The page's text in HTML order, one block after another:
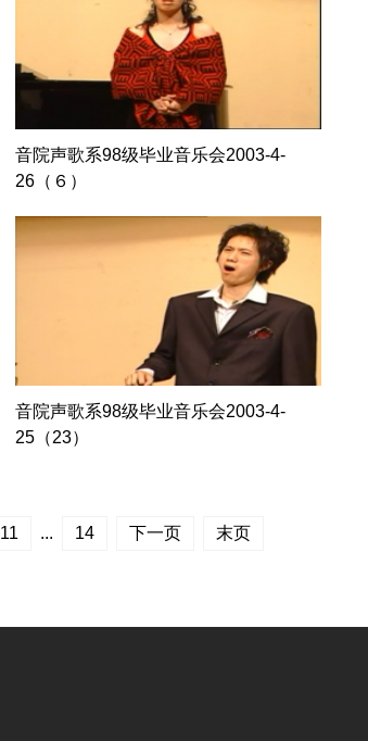
音院声歌系98级毕业音乐会2003-4-
26（６）
音院声歌系98级毕业音乐会2003-4-
25（23）
11 ... 14 下一页 末页